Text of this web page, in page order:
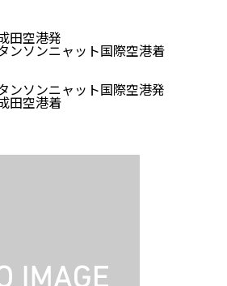
田空港発
ンソンニャット国際空港着
ンソンニャット国際空港発
田空港着